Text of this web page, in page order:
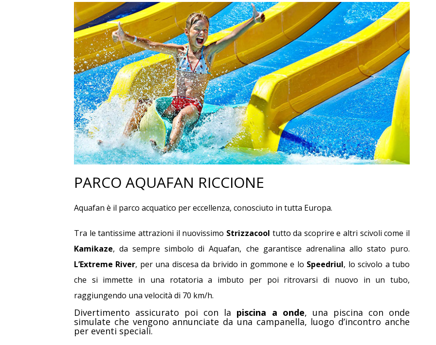
PARCO AQUAFAN RICCIONE
Aquafan è il parco acquatico per eccellenza, conosciuto in tutta Europa.
Tra le tantissime attrazioni il nuovissimo Strizzacool tutto da scoprire e altri scivoli come il
Kamikaze, da sempre simbolo di Aquafan, che garantisce adrenalina allo stato puro.
L’Extreme River, per una discesa da brivido in gommone e lo Speedriul, lo scivolo a tubo
che si immette in una rotatoria a imbuto per poi ritrovarsi di nuovo in un tubo,
raggiungendo una velocità di 70 km/h.
Divertimento assicurato poi con la piscina a onde, una piscina con onde
simulate che vengono annunciate da una campanella, luogo d’incontro anche
per eventi speciali.
OFFERTA PONTE 2 GIUGNO
Offerta Ponte del 2 Giugno
Dettagli
BEACH VILLAGE RICCIONE
Prenota nei nostri Hotel e ricevi
ingresso Gratuito
GITE SCOLASTICHE, ESCURSIONI
E VIAGGI RIMINI
Itinerari speciali per viaggi scolastici
nelle Città e nei Parchi Divertimento in
Romagna
Dettagli
RIMINI WELLNESS FIERA
Prenota per Rimini Wellness nei nostri